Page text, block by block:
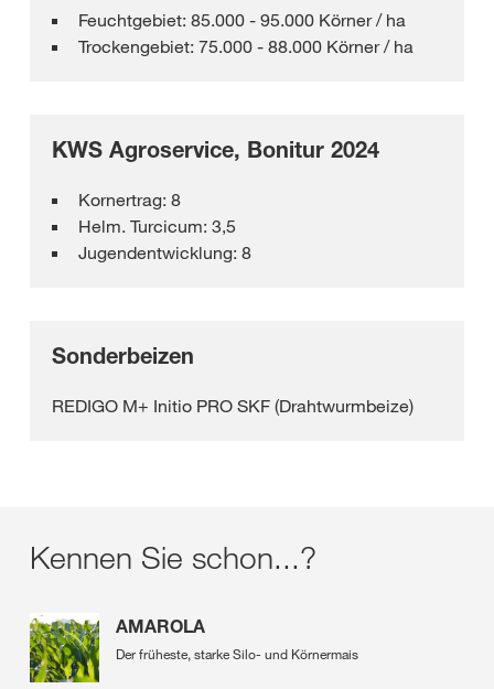
Feuchtgebiet: 85.000 - 95.000 Körner / ha
Trockengebiet: 75.000 - 88.000 Körner / ha
KWS Agroservice, Bonitur 2024
Kornertrag: 8
Helm. Turcicum: 3,5
Jugendentwicklung: 8
Sonderbeizen
REDIGO M+ Initio PRO SKF (Drahtwurmbeize)
Kennen Sie schon...?
AMAROLA
Der früheste, starke Silo- und Körnermais